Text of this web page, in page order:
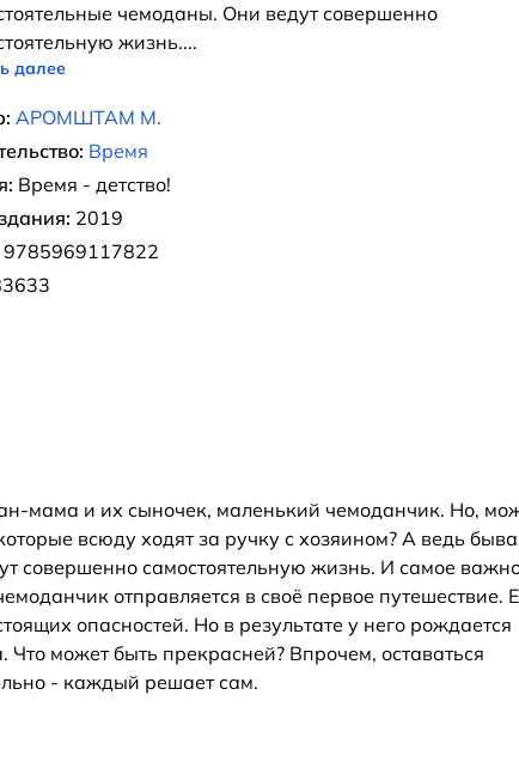
чемоданы. Они ведут совершенно
жизнь....
далее
АРОМШТАМ М.
Время
Время - детство!
2019
9785969117822
мама и их сыночек, маленький чемоданчик. Но,
всюду ходят за ручку с хозяином? А ведь
совершенно самостоятельную жизнь. И самое
отправляется в своё первое путешествие.
опасностей. Но в результате у него рождается
может быть прекрасней? Впрочем, оставаться
- каждый решает сам.